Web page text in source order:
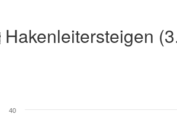
Hakenleitersteigen
40